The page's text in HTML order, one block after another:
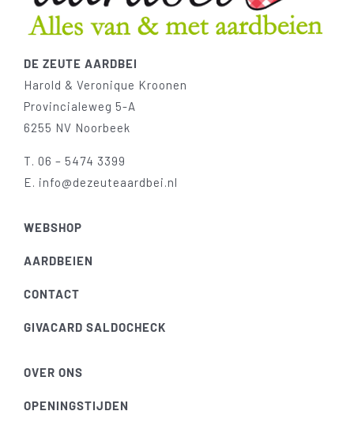
DE ZEUTE AARDBEI
Harold & Veronique Kroonen
Provincialeweg 5-A
6255 NV Noorbeek
T. 06 – 5474 3399
E. info@dezeuteaardbei.nl
WEBSHOP
AARDBEIEN
CONTACT
GIVACARD SALDOCHECK
OVER ONS
OPENINGSTIJDEN